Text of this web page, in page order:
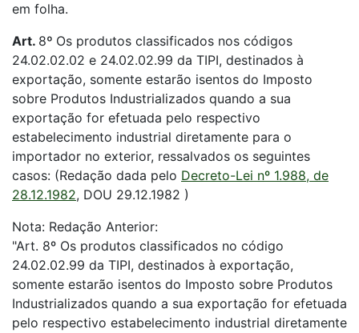
em folha.
Art. 8º Os produtos classificados nos códigos
24.02.02.02 e 24.02.02.99 da TIPI, destinados à
exportação, somente estarão isentos do Imposto
sobre Produtos Industrializados quando a sua
exportação for efetuada pelo respectivo
estabelecimento industrial diretamente para o
importador no exterior, ressalvados os seguintes
casos: (Redação dada pelo Decreto-Lei nº 1.988, de
28.12.1982, DOU 29.12.1982 )
Nota: Redação Anterior:
"Art. 8º Os produtos classificados no código
24.02.02.99 da TIPI, destinados à exportação,
somente estarão isentos do Imposto sobre Produtos
Industrializados quando a sua exportação for efetuada
pelo respectivo estabelecimento industrial diretamente